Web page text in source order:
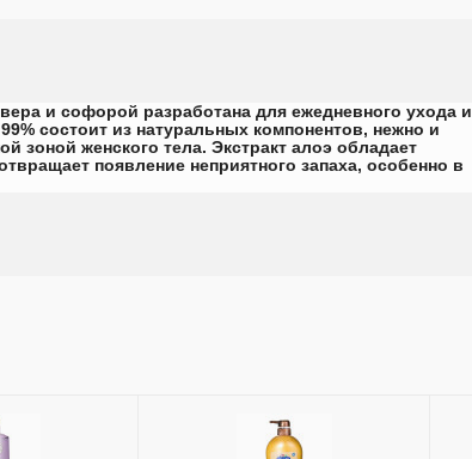
и софорой разработана для ежедневного ухода и
состоит из натуральных компонентов, нежно и
зоной женского тела. Экстракт алоэ обладает
появление неприятного запаха, особенно в